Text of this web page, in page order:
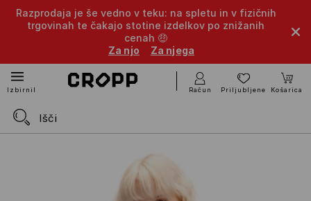
Razprodaja je še vedno v teku: na spletu in v fizičnih
trgovinah te čakajo stotine izdelkov po znižanih
cenah 🤑
Za njo
Za njega
Izbirnik Račun Priljubljene Košarica